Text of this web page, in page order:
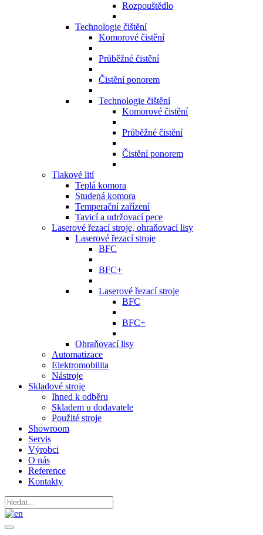
Rozpouštědlo
Technologie čištění
Komorové čistění
Průběžné čistění
Čistění ponorem
Technologie čištění
Komorové čistění
Průběžné čistění
Čistění ponorem
Tlakové lití
Teplá komora
Studená komora
Temperační zařízení
Tavicí a udržovací pece
Laserové řezací stroje, ohraňovací lisy
Laserové řezací stroje
BFC
BFC+
Laserové řezací stroje
BFC
BFC+
Ohraňovací lisy
Automatizace
Elektromobilita
Nástroje
Skladové stroje
Ihned k odběru
Skladem u dodavatele
Použité stroje
Showroom
Servis
Výrobci
O nás
Reference
Kontakty